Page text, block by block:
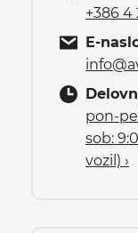
+386 4
E-
pon-
sob:
vozil) ›